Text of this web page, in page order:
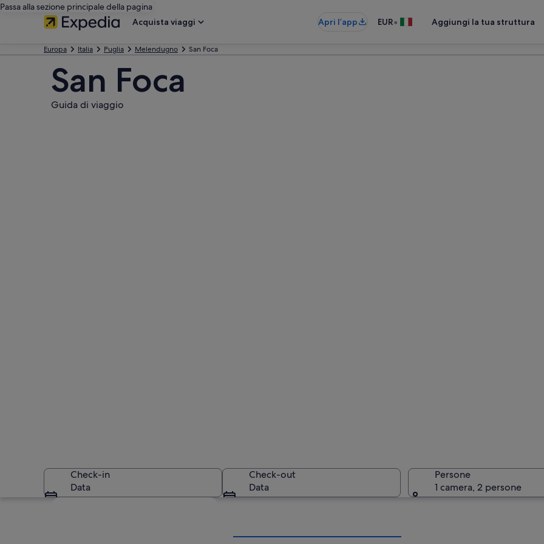
Passa alla sezione principale della pagina
Acquista viaggi
Apri l’app EUR• Aggiungi la tua struttura
Europa Italia Puglia Melendugno San Foca
San Foca
Guida di viaggio
Check-in
Data
Check-out
Data
Persone
1 camera, 2 persone